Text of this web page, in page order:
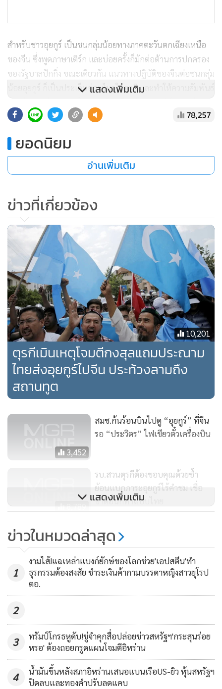
สำหรับชาวอุยกูร์ เป็นชนกลุ่มน้อยทางภาคตะวันตกเฉียงเหนือ
ของจีน ซึ่งพูดภาษาเติร์ก และบ่อยครั้งก็มักต่อต้านการปกครอง
ของรัฐบาลปักกิ่ง ขณะเดียวกัน แนวทางปฏิบัติของจีนต่อชนกลุ่ม
น้อยอุยกูร์ ก็เป็นประเด็นอ่อนไหวในตุรกี และทำให้ความสัมพันธ์
ระหว่างสองฝ่ายตกอยู่ในความตึงเครียด โดยชาวเติร์กบางส่วน
มองว่าตนเองมีวัฒนธรรมและมรดกทางศาสนาร่วมกับพี่น้องอุ
มาก
เมื่อค่ำวันพุธ (8 ก.ค.) ผู้ชุมนุมต่อต้านจีนบุกจู่โจมสถานกงสุลไทย
แสดงออกล่าสุดในตุรกีต่อแนวทางปฏิบัติกับชาวอุยกูร์ของจีน
ขณะที่กลุ่มสิทธิมนุษยชนบอกว่าชาวอุยกูร์ที่หลบหนีออกมาจาก
แดนมังกร มีความเป็นไปได้ที่จะถูกทรมาน และล่วงละเมิดต่าง ๆ
หากถูกส่งตัวกลับไป ทั้งนี้ มีชาวอุยกุร์อยู่ในมณฑลซินเจียง ทาง
ภาคตะวันตกของจีน ราว 10 ล้านคน และจำนวนมากบอกว่า
พวกเขาต้องเผชิญกับการกดขี่ทางศาสนาและวัตนธรรม
“การกระทำของไทยสวนทางกับพันธสัญญาระหว่างประเทศ
เช่นเดียวกับแนวทางปฏิบัติที่ดำเนินการมาอย่างยาวนานในการ
มอบที่พักพิงที่ปลอดภัยแก่บุคคลที่อ่อนแอ” กระทรวงการต่าง
ประเทศสหรัฐฯระบุในถ้อยแถลง พร้อมเรียกร้องไทยระงับการ
เนรเทศเพิ่มเติม”
“องค์กรความช่วยเหลือต่าง ๆ ควรได้รับอิสระในการเข้าถึงชาวอุ
ขับไล่ผู้ลี้ภัยเหล่านั้น” สหรัฐฯ ระบุ “เราเรียกร้องไทยยอมให้ชาวอุ
ยกูร์ที่ยังตกค้างอยู่ได้เดินทางไปยังประเทศที่พวกเขาเลือกด้วย
ความสมัครใจ”
แสดงเพิ่มเติม
78,257
ยอดนิยม
อ่านเพิ่มเติม
ข่าวที่เกี่ยวข้อง
10,201
ตุรกีเมินเหตุโจมตีกงสุลแถมประณาม
ไทยส่งอุยกูร์ไปจีน ประท้วงลามถึง
สถานทูต
3,452
สมช.ก้นร้อนบินไปดู “อุยกูร์” ที่จีน
รอ “ประวิตร” ไฟเขียวตั๋วเครื่องบิน
8,789
รบ.สวนตุรกีต้องขอบคุณด้วยซ้ำ
ย้อนแบกภาระอุยกูร์ไร้คำชม เชื่อ
ชาติอื่นก็ทำแบบไทย
901
เมืองเอี่ยวทำผิดกฎหมาย เผยจ่อเชิญ
กาชาดสากลติดตาม
แสดงเพิ่มเติม
ข่าวในหมวดล่าสุด
1
งามไส้!แฉเหล่าแบงก์ยักษ์ของโลกช่วย'เอปสตีน'ทำ
ธุรกรรมต้องสงสัย ชำระเงินค้ากามบรรดาหญิงสาวยุโรป
ตอ.
2
3
ทรัมป์โกรธหูดับ!ขู่จำคุกสื่อปล่อยข่าวสหรัฐฯ'กระสุนร่อย
หรอ' ต้องถอยกรูดแผนโจมตีอิหร่าน
4
น้ำมันขึ้นหลังสภาอิหร่านเสนอแบนเรือUS-ยิว หุ้นสหรัฐฯ
ปิดลบและทองคำปรับลดแคบ